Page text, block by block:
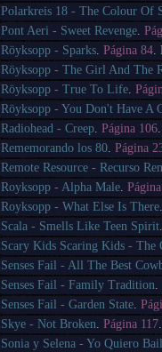
Polarkreis 18 - The Colour Of
Pont Aeri - Sweet Revenge.
Röyksopp - Sparks.Página 84.
Röyksopp - The Girl And The
Röyksopp - True To Life.
Röyksopp - You Don't Have A
Radiohead - Creep.Página 106
Rememorando los 80.Página
Remote Resource - Recurso
Royksopp - Alpha Male.
Royksopp - What Else Is There
Scala - Smells Like Teen Spirit
Scary Kids Scaring Kids - The
Senses Fail - All The Best
Senses Fail - Family Tradition.
Senses Fail - Garden State.
Skye - Not Broken.Página 117
Sonia y Selena - Yo Quiero